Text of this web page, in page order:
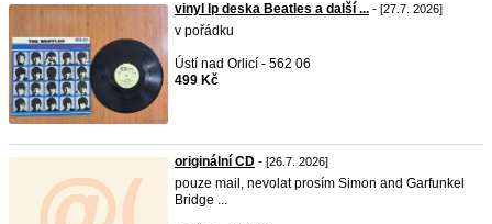
vinyl lp deska Beatles a další ... - [27.7. 2026]
v pořádku
Ústí nad Orlicí - 562 06
499 Kč
originální CD - [26.7. 2026]
pouze mail, nevolat prosím Simon and Garfunkel
Bridge ...